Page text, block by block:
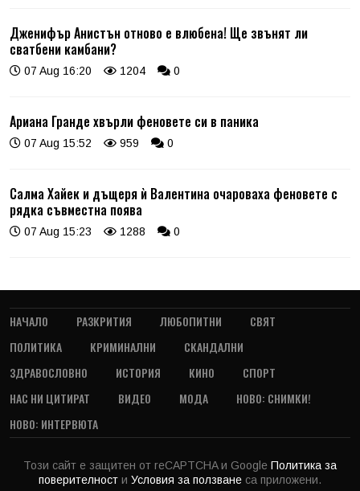
Дженифър Анистън отново е влюбена! Ще звънят ли
сватбени камбани?
07 Aug 16:20 1204 0
Ариана Гранде хвърли феновете си в паника
07 Aug 15:52 959 0
Салма Хайек и дъщеря ѝ Валентина очароваха феновете с
рядка съвместна поява
07 Aug 15:23 1288 0
НАЧАЛО РАЗКРИТИЯ ЛЮБОПИТНИ
СВЯТ
ПОЛИТИКА
КРИМИНАЛНИ
СКАНДАЛНИ
ЗДРАВОСЛОВНО
ИСТОРИЯ КИНО
СПОРТ
НАС НИ ЦИТИРАТ
ВИДЕО МОДА
НОВО: СНИМКИ!
НОВО: ИНТЕРВЮТА
Този сайт е защитен от reCAPTCHA и Google Политика за
поверителност и Условия за ползване са приложени.